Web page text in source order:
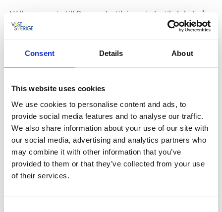
Consent Details About
This website uses cookies
We use cookies to personalise content and ads, to
provide social media features and to analyse our traffic.
We also share information about your use of our site with
our social media, advertising and analytics partners who
may combine it with other information that you’ve
provided to them or that they’ve collected from your use
of their services.
Välkommen in till Pop-up butik i mysig butikslokal på
Garveriet.
konsthantverk och bildkonst kombinerat med
butiksförsäljning av konsthantverk och brukskeramik.
Ett antal gästkeramiker och bildkonstnärer med olika
sommaren. Vissa dagar finns det möjlighet att titta på
”live-drejning” i butiken och ställa frågor om
hantverket.
Karin Hansson som driver Garveriets Lerverkstad är
utbildad keramiker och ljusdesigner och erbjuder
även kurser, workshops och event i sin verkstad en